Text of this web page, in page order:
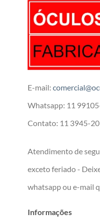
E-mail:
Whatsapp: 11
Contato: 11 3945-
Atendimento de
exceto feriado -
whatsapp ou e-mail
Informações